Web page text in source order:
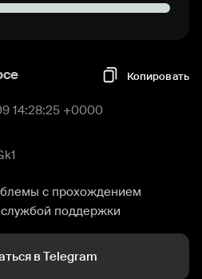
Копировать
14:28:25 +0000
с прохождением
поддержки
в Telegram